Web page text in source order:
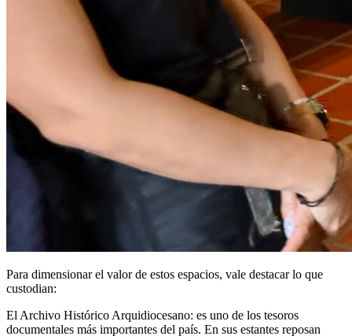
Para dimensionar el valor de estos espacios, vale destacar lo que
custodian:
El Archivo Histórico Arquidiocesano: es uno de los tesoros
documentales más importantes del país. En sus estantes reposan